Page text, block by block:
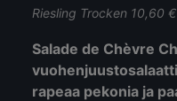
Riesling Trocken 10,60
Salade de Chèvre
rapeaa pekonia ja